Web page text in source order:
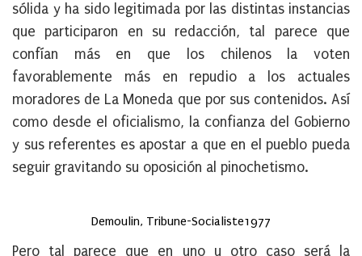
sólida y ha sido legitimada por las distintas instancias
que participaron en su redacción, tal parece que
confían más en que los chilenos la voten
favorablemente más en repudio a los actuales
moradores de La Moneda que por sus contenidos. Así
como desde el oficialismo, la confianza del Gobierno
y sus referentes es apostar a que en el pueblo pueda
seguir gravitando su oposición al pinochetismo.
Demoulin, Tribune-Socialiste1977
Pero tal parece que en uno u otro caso será la